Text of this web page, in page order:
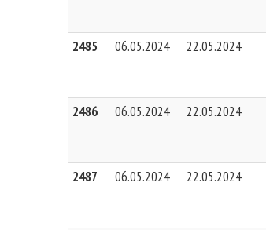
2485 06.05.2024 22.05.2024
2486 06.05.2024 22.05.2024
2487 06.05.2024 22.05.2024